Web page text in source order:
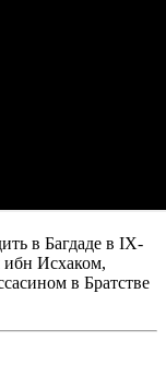
в Багдаде в IX-
ибн Исхаком,
в Братстве